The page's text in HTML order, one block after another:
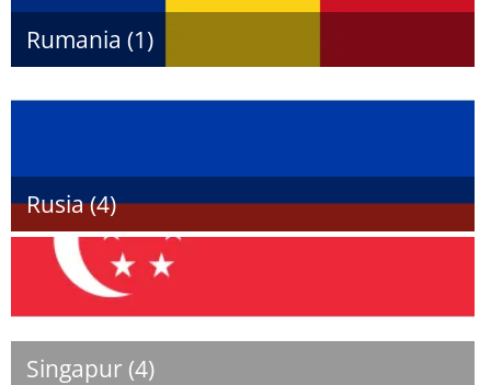
Rumania (1)
Rusia (4)
Singapur (4)